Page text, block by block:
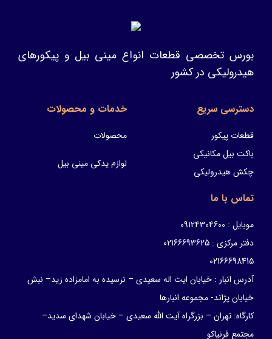
بورس تخصصی قطعات انواع مینی بیل و پیکورهای
هیدرولیکی در کشور
دسترسی سریع
قطعات پیکور
باکت بیل مکانیکی
چکش هیدرولیکی
خدمات و محصولات
محصولات
لوازم یدکی مینی بیل
تماس با ما
موبایل : 09124304600
دفتر مرکزی : 02166693625
02166698415
آدرس انبار : خیابان ایت اله سعیدی – نرسیده به امامزاده زید– نبش
خیابان پژاند- مجموعه انبارها
کارگاه: تهران – بزرگراه آیت الله سعیدی – خیابان شهدای سدید–
مجتمع فرنیاکو